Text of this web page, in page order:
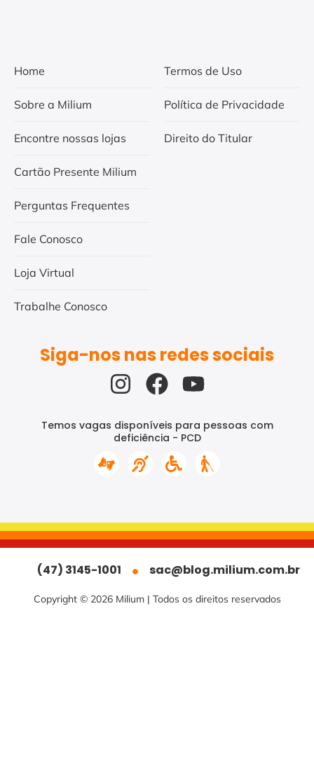
Home
Sobre a Milium
Encontre nossas lojas
Cartão Presente Milium
Perguntas Frequentes
Fale Conosco
Loja Virtual
Trabalhe Conosco
Termos de Uso
Política de Privacidade
Direito do Titular
Siga-nos nas redes sociais
Temos vagas disponíveis para pessoas com
deficiência - PCD
Copyright © 2026 Milium | Todos os direitos reservados
(47) 3145-1001 sac@blog.milium.com.br